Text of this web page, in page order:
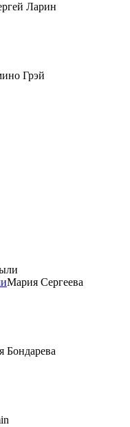
Ларин
Грэй
Мария Сергеева
Бондарева